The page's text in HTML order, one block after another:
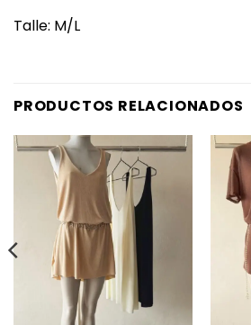
Talle: M/L
PRODUCTOS RELACIONADOS